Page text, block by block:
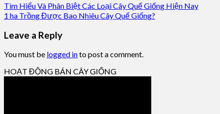
Tìm Hiểu Và Phân Biệt Các Loại Cây Quế Giống Hiện Nay
1 ha Trồng Được Bao Nhiêu Cây Quế Giống?
Leave a Reply
You must be logged into post a comment.
HOẠT ĐỘNG BÁN CÂY GIỐNG